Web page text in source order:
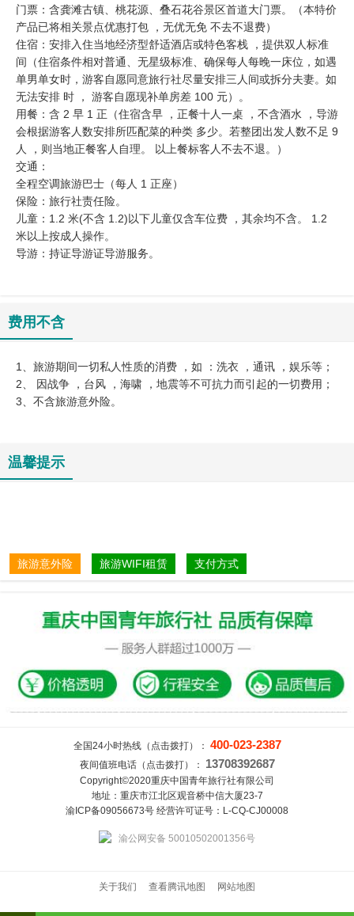
门票：含龚滩古镇、桃花源、叠石花谷景区首道大门票。（本特价
产品已将相关景点优惠打包 ，无优无免 不去不退费）
住宿：安排入住当地经济型舒适酒店或特色客栈 ，提供双人标准
间（住宿条件相对普通、无星级标准、确保每人每晚一床位，如遇
单男单女时，游客自愿同意旅行社尽量安排三人间或拆分夫妻。如
无法安排 时 ， 游客自愿现补单房差 100 元）。
用餐：含 2 早 1 正（住宿含早 ，正餐十人一桌 ，不含酒水 ，导游
会根据游客人数安排所匹配菜的种类 多少。若整团出发人数不足 9
人 ，则当地正餐客人自理。 以上餐标客人不去不退。）
交通：
全程空调旅游巴士（每人 1 正座）
保险：旅行社责任险。
儿童：1.2 米(不含 1.2)以下儿童仅含车位费 ，其余均不含。 1.2
米以上按成人操作。
导游：持证导游证导游服务。
费用不含
1、旅游期间一切私人性质的消费 ，如 ：洗衣 ，通讯 ，娱乐等；
2、 因战争 ，台风 ，海啸 ，地震等不可抗力而引起的一切费用；
3、不含旅游意外险。
温馨提示
旅游意外险 旅游WIFI租赁 支付方式
全国24小时热线（点击拨打）： 400-023-2387
夜间值班电话（点击拨打）： 13708392687
Copyright©2020重庆中国青年旅行社有限公司
地址：重庆市江北区观音桥中信大厦23-7
渝ICP备09056673号 经营许可证号：L-CQ-CJ00008
渝公网安备 50010502001356号
关于我们 查看腾讯地图 网站地图